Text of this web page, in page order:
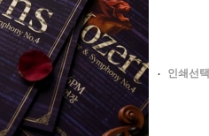
인쇄선택